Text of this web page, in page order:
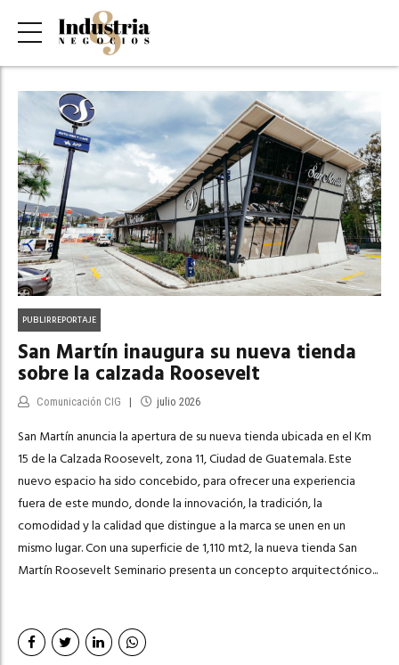
PUBLIRREPORTAJE
San Martín inaugura su nueva tienda
sobre la calzada Roosevelt
Comunicación CIG julio 2026
San Martín anuncia la apertura de su nueva tienda ubicada en el Km
15 de la Calzada Roosevelt, zona 11, Ciudad de Guatemala. Este
nuevo espacio ha sido concebido, para ofrecer una experiencia
fuera de este mundo, donde la innovación, la tradición, la
comodidad y la calidad que distingue a la marca se unen en un
mismo lugar. Con una superficie de 1,110 mt2, la nueva tienda San
Martín Roosevelt Seminario presenta un concepto arquitectónico...